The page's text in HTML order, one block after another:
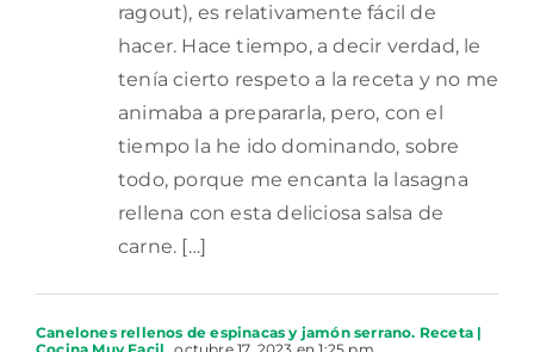
ragout), es relativamente fácil de
hacer. Hace tiempo, a decir verdad, le
tenía cierto respeto a la receta y no me
animaba a prepararla, pero, con el
tiempo la he ido dominando, sobre
todo, porque me encanta la lasagna
rellena con esta deliciosa salsa de
carne. […]
Canelones rellenos de espinacas y jamón serrano. Receta |